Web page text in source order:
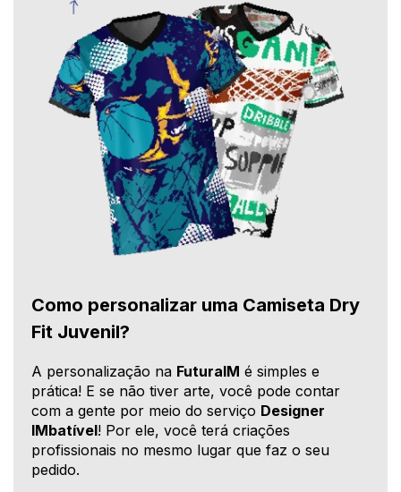
Como personalizar uma Camiseta Dry
Fit Juvenil?
A personalização na FuturaIM é simples e
prática! E se não tiver arte, você pode contar
com a gente por meio do serviço Designer
IMbatível! Por ele, você terá criações
profissionais no mesmo lugar que faz o seu
pedido.